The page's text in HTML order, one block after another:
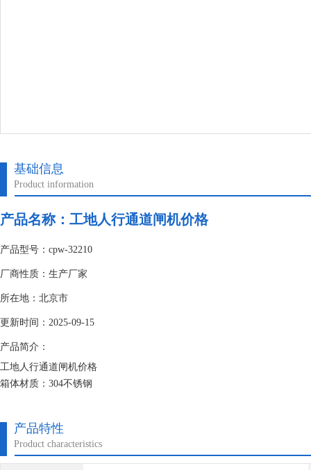
基础信息
Product information
产品名称： 工地人行通道闸机价格
产品型号：cpw-32210
厂商性质：生产厂家
所在地：北京市
更新时间：2025-09-15
产品简介：
工地人行通道闸机价格
箱体材质：304不锈钢
闸杆材质：304不锈钢
辊杆长度： 510mm（默认）
产品特性
Product characteristics